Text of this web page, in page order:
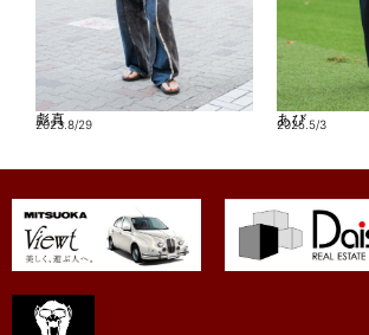
彪真
2023.8/29 あび
2025.5/3